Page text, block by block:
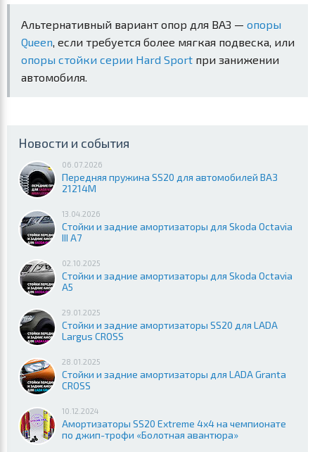
Альтернативный вариант опор для ВАЗ — опоры
Queen, если требуется более мягкая подвеска, или
опоры стойки серии Hard Sport при занижении
автомобиля.
Новости и события
06.07.2026
Передняя пружина SS20 для автомобилей ВАЗ
21214М
13.04.2026
Стойки и задние амортизаторы для Skoda Octavia
III A7
02.10.2025
Стойки и задние амортизаторы для Skoda Octavia
A5
29.01.2025
Стойки и задние амортизаторы SS20 для LADA
Largus CROSS
28.01.2025
Стойки и задние амортизаторы для LADA Granta
CROSS
10.12.2024
Амортизаторы SS20 Extreme 4x4 на чемпионате
по джип-трофи «Болотная авантюра»